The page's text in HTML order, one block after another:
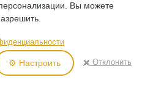
Вы можете
⚙️ Настроить ✖️ Отклонить